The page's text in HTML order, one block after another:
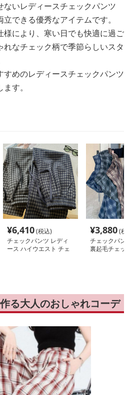
いレディースチェックパンツ
できる優秀なアイテムです。
様により、寒い日でも快適に過ご
なチェック柄で季節らしいスタ
めのレディースチェックパンツ
す。
¥6,410(税込)
チェックパンツ レディ
ース ハイウエスト チェ
¥3,880(税
チェックパン
裏起毛チェッ
る大人のおしゃれコーデ